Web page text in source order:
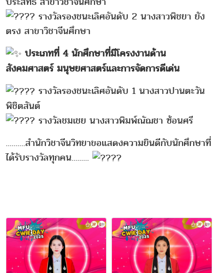
รางวัลรองชนะเลิศอันดับ 2 นางสาวพิชยา ยัง
ตรง สาขาวิชาจีนศึกษา
ประเภทที่ 4 นักศึกษาที่มีโครงงานด้าน
สังคมศาสตร์ มนุษยศาสตร์และการจัดการดีเด่น
รางวัลรองชนะเลิศอันดับ 1 นางสาวปานตะวัน
พิชิตสันต์
รางวัลชมเชย นางสาวพิมพ์ณัฌชา ซ้อนศรี
..........สำนักวิชาจีนวิทยาขอแสดงความยินดีกับนักศึกษาที่
ได้รับรางวัลทุกคน.........